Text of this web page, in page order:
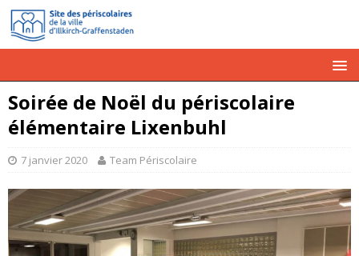
Soirée de Noël du périscolaire
élémentaire Lixenbuhl
7 janvier 2020 Team Périscolaire